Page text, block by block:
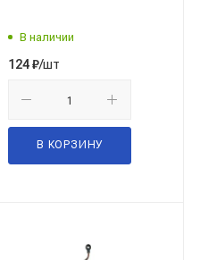
В наличии
124₽/шт
В КОРЗИНУ